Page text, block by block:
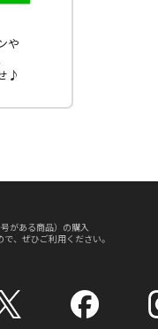
や
♪
がある商品）の購入
、ぜひご利用ください。